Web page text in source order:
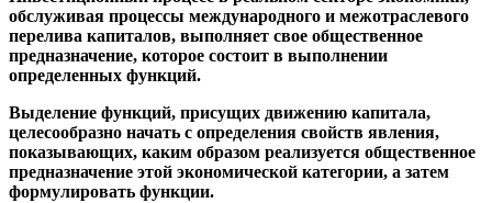
обслуживая процессы международного и межотраслевого
перелива капиталов, выполняет свое общественное
предназначение, которое состоит в выполнении
определенных функций.
Выделение функций, присущих движению капитала,
целесообразно начать с определения свойств явления,
показывающих, каким образом реализуется общественное
предназначение этой экономической категории, а затем
формулировать функции.